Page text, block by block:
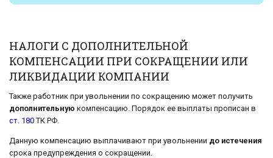
НАЛОГИ С ДОПОЛНИТЕЛЬНОЙ
КОМПЕНСАЦИИ ПРИ СОКРАЩЕНИИ ИЛИ
ЛИКВИДАЦИИ КОМПАНИИ
Также работник при увольнении по сокращению может получить
дополнительную компенсацию. Порядок ее выплаты прописан в
ст. 180 ТК РФ.
Данную компенсацию выплачивают при увольнении до истечения
срока предупреждения о сокращении.